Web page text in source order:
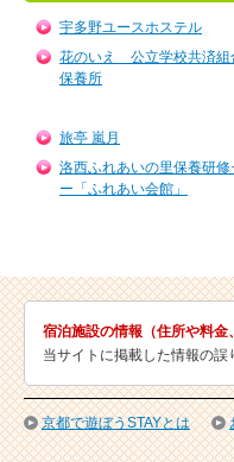
宇多野ユースホステル
花のいえ 公立学校共済組
保養所
旅亭 嵐月
洛西ふれあいの里保養研修
ー「ふれあい会館」
宿泊施設の情報（住所や料
当サイトに掲載した情報の
京都で遊ぼうSTAYとは